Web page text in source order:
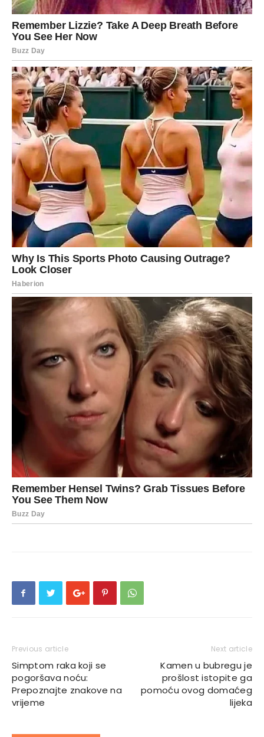
Previous article
Simptom raka koji se
pogoršava noću:
Prepoznajte znakove na
vrijeme
Next article
Kamen u bubregu je
prošlost istopite ga
pomoću ovog domaćeg
lijeka